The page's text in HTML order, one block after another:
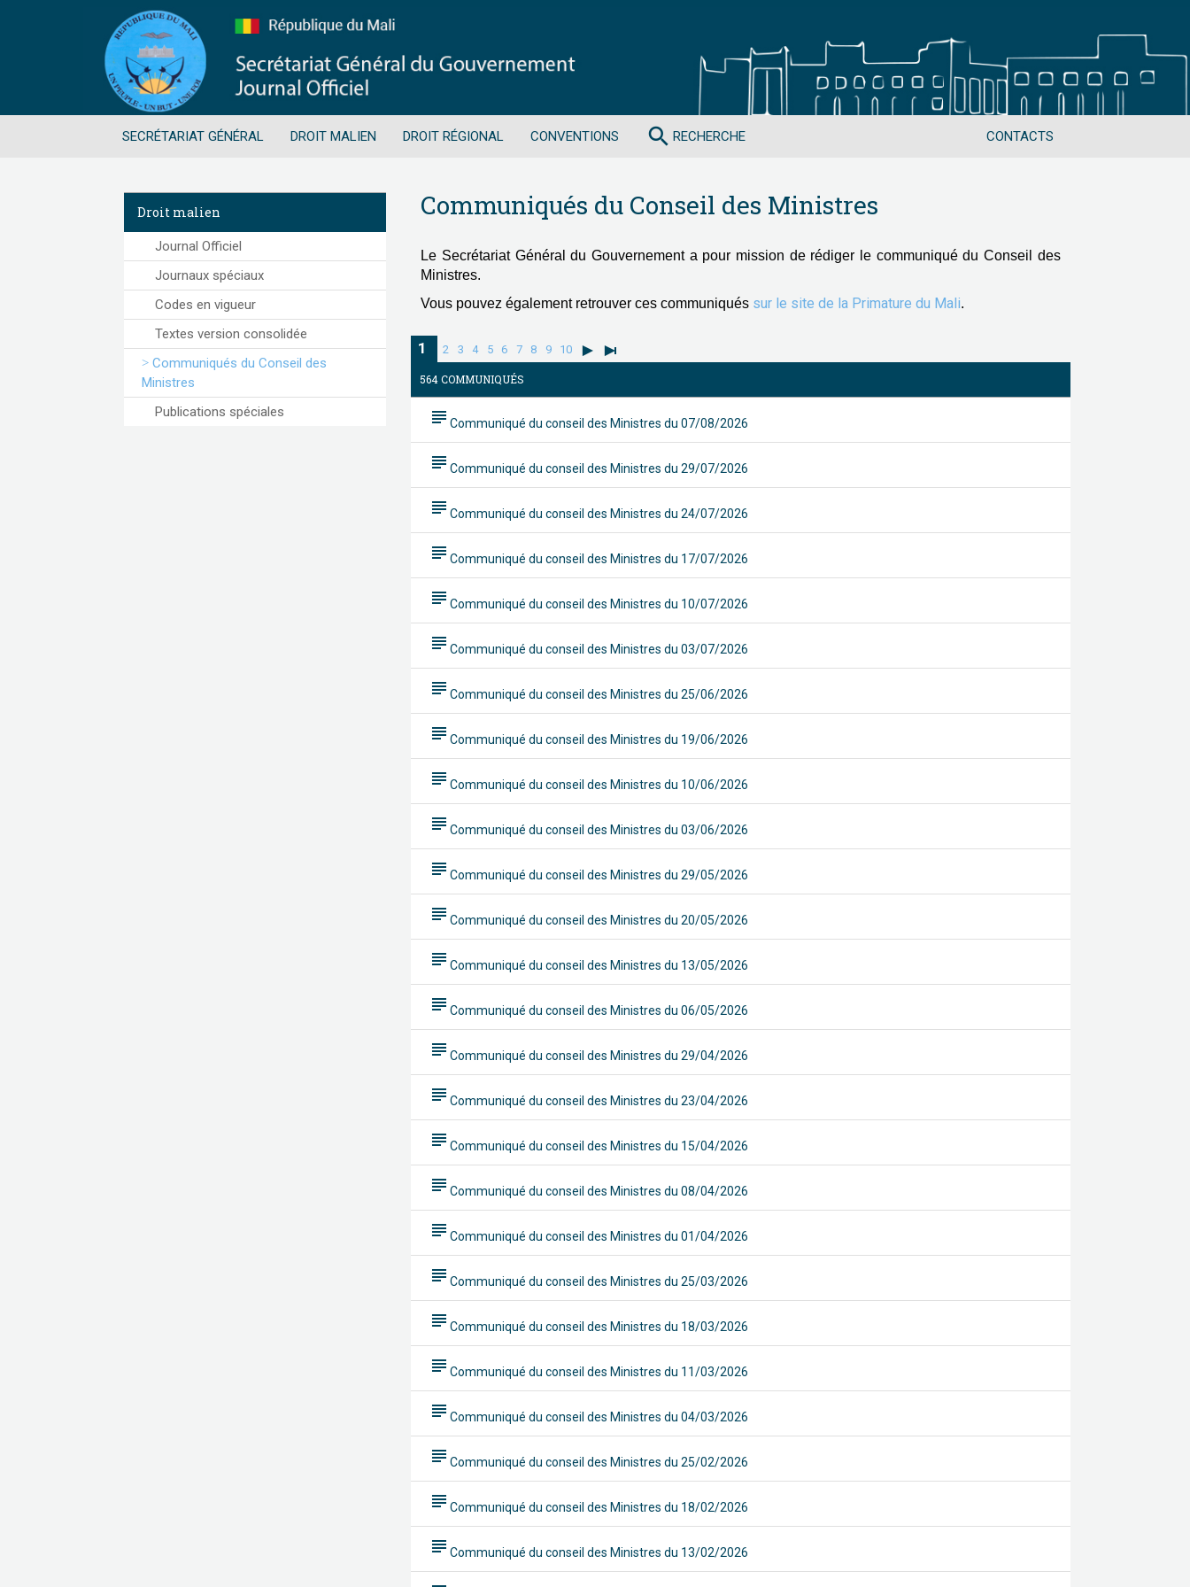
SECRÉTARIAT GÉNÉRAL DROIT MALIEN DROIT RÉGIONAL CONVENTIONS CONTACTS
search RECHERCHE
Droit malien
Journal Officiel
Journaux spéciaux
Codes en vigueur
Textes version consolidée
Communiqués du Conseil des
Ministres
Publications spéciales
Communiqués du Conseil des Ministres
Le Secrétariat Général du Gouvernement a pour mission de rédiger le communiqué du Conseil des
Ministres.
Vous pouvez également retrouver ces communiqués sur le site de la Primature du Mali.
1 2 3 4 5 6 7 8 9 10
564 COMMUNIQUÉS
subject Communiqué du conseil des Ministres du 07/08/2026
subject Communiqué du conseil des Ministres du 29/07/2026
subject Communiqué du conseil des Ministres du 24/07/2026
subject Communiqué du conseil des Ministres du 17/07/2026
subject Communiqué du conseil des Ministres du 10/07/2026
subject Communiqué du conseil des Ministres du 03/07/2026
subject Communiqué du conseil des Ministres du 25/06/2026
subject Communiqué du conseil des Ministres du 19/06/2026
subject Communiqué du conseil des Ministres du 10/06/2026
subject Communiqué du conseil des Ministres du 03/06/2026
subject Communiqué du conseil des Ministres du 29/05/2026
subject Communiqué du conseil des Ministres du 20/05/2026
subject Communiqué du conseil des Ministres du 13/05/2026
subject Communiqué du conseil des Ministres du 06/05/2026
subject Communiqué du conseil des Ministres du 29/04/2026
subject Communiqué du conseil des Ministres du 23/04/2026
subject Communiqué du conseil des Ministres du 15/04/2026
subject Communiqué du conseil des Ministres du 08/04/2026
subject Communiqué du conseil des Ministres du 01/04/2026
subject Communiqué du conseil des Ministres du 25/03/2026
subject Communiqué du conseil des Ministres du 18/03/2026
subject Communiqué du conseil des Ministres du 11/03/2026
subject Communiqué du conseil des Ministres du 04/03/2026
subject Communiqué du conseil des Ministres du 25/02/2026
subject Communiqué du conseil des Ministres du 18/02/2026
subject Communiqué du conseil des Ministres du 13/02/2026